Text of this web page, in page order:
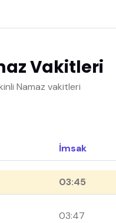
Vakitleri
Namaz vakitleri
İmsak
03:45
03:47